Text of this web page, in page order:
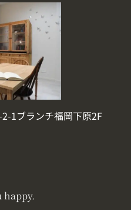
1ブランチ福岡下原2F
happy.